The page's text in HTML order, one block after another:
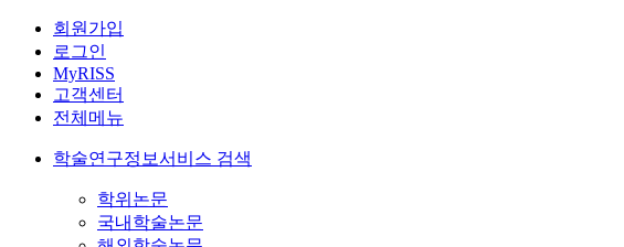
회원가입
로그인
MyRISS
고객센터
전체메뉴
학술연구정보서비스 검색
학위논문
국내학술논문